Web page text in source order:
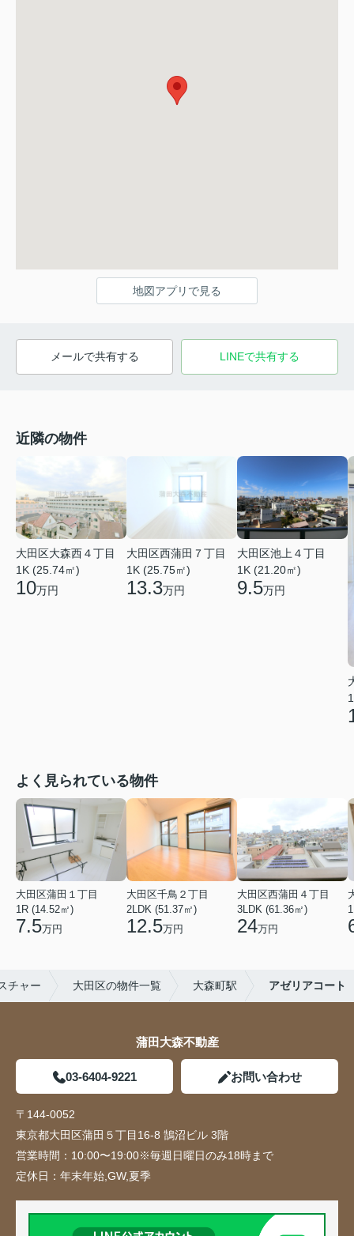
地図アプリで見る
メールで共有する LINEで共有する
近隣の物件
大田区大森西４丁目
1K (25.74㎡)
10万円
大田区西蒲田７丁目
1K (25.75㎡)
13.3万円
大田区池上４丁目
1K (21.20㎡)
9.5万円
よく見られている物件
大田区蒲田１丁目
1R (14.52㎡)
7.5万円
大田区千鳥２丁目
2LDK (51.37㎡)
12.5万円
大田区西蒲田４丁目
3LDK (61.36㎡)
24万円
チャー 大田区の物件一覧 大森町駅 アゼリアコート
蒲田大森不動産
03-6404-9221 お問い合わせ
〒144-0052
東京都大田区蒲田５丁目16-8 鵠沼ビル 3階
営業時間： 10:00〜19:00※毎週日曜日のみ18時まで
定休日： 年末年始,GW,夏季